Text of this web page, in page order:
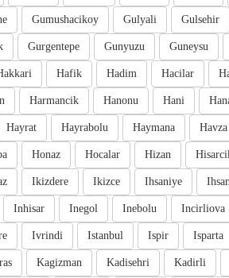
Gulsehir
Gulyali
Gumushacikoy
Guneysu
Gunyuzu
Gurgentepe
Hacilar
Hadim
Hafik
Hani
Hanonu
Harmancik
Havza
Haymana
Hayrabolu
Hayrat
Hizan
Hocalar
Honaz
Ihsaniye
Ikizce
Ikizdere
Incirliova
Inebolu
Inegol
Inhisar
Isparta
Ispir
Istanbul
Ivrindi
Kadirli
Kadisehri
Kagizman